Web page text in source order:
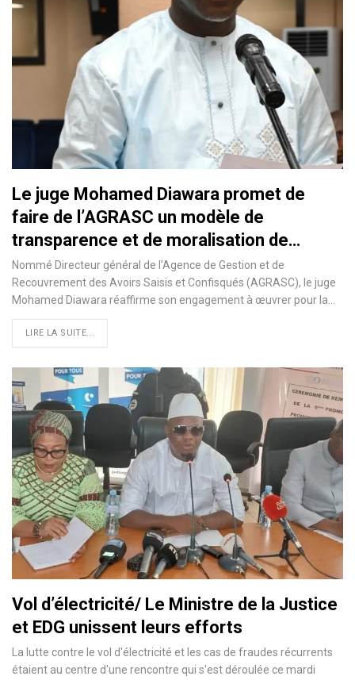
Le juge Mohamed Diawara promet de
faire de l’AGRASC un modèle de
transparence et de moralisation de…
Nommé Directeur général de l’Agence de Gestion et de
Recouvrement des Avoirs Saisis et Confisqués (AGRASC), le juge
Mohamed Diawara réaffirme son engagement à œuvrer pour la…
LIRE LA SUITE...
Vol d’électricité/ Le Ministre de la Justice
et EDG unissent leurs efforts
La lutte contre le vol d'électricité et les cas de fraudes récurrents
étaient au centre d'une rencontre qui s'est déroulée ce mardi